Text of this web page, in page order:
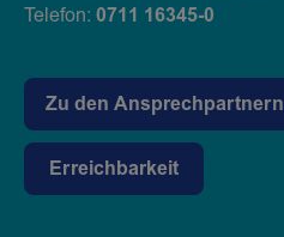
Telefon: 0711 16345-0
Zu den Ansprechpartnern
Erreichbarkeit